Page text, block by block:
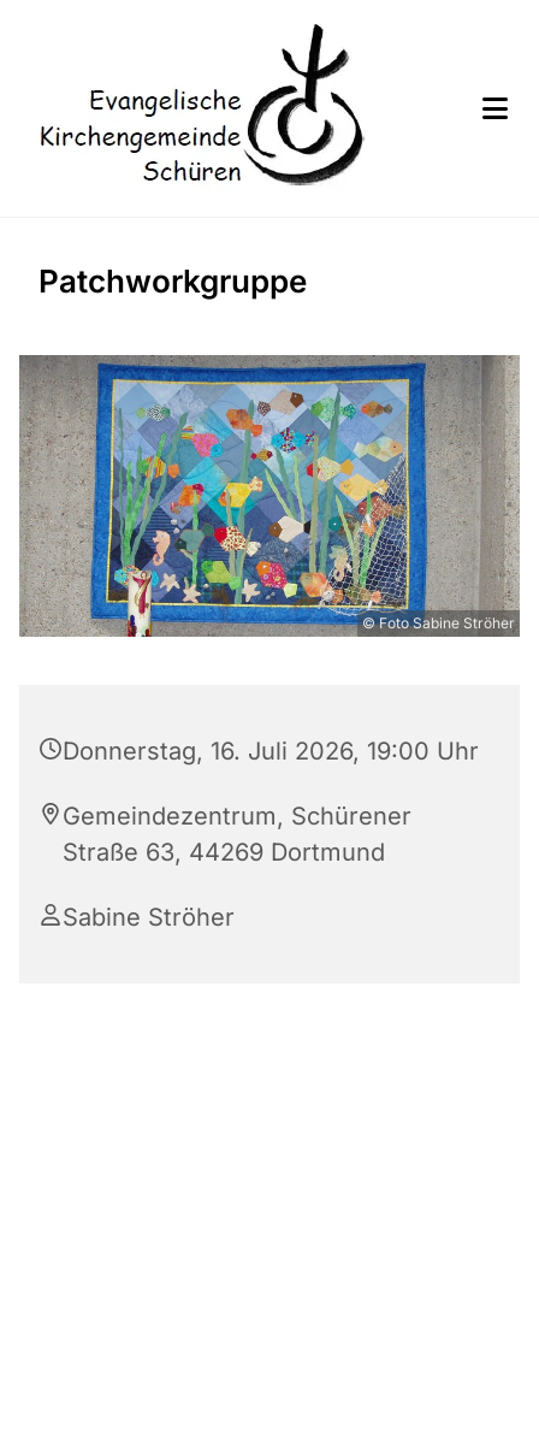
Patchworkgruppe
© Foto Sabine Ströher
Donnerstag, 16. Juli 2026, 19:00 Uhr
Gemeindezentrum, Schürener
Straße 63, 44269 Dortmund
Sabine Ströher